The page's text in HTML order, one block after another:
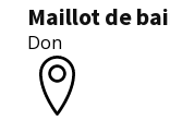
Maillot de
Don